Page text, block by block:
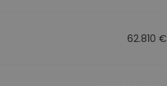
62.810 €